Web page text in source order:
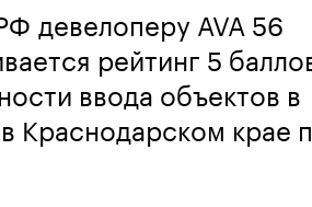
девелоперу AVA 56
рейтинг 5
ввода объектов в
Краснодарском крае